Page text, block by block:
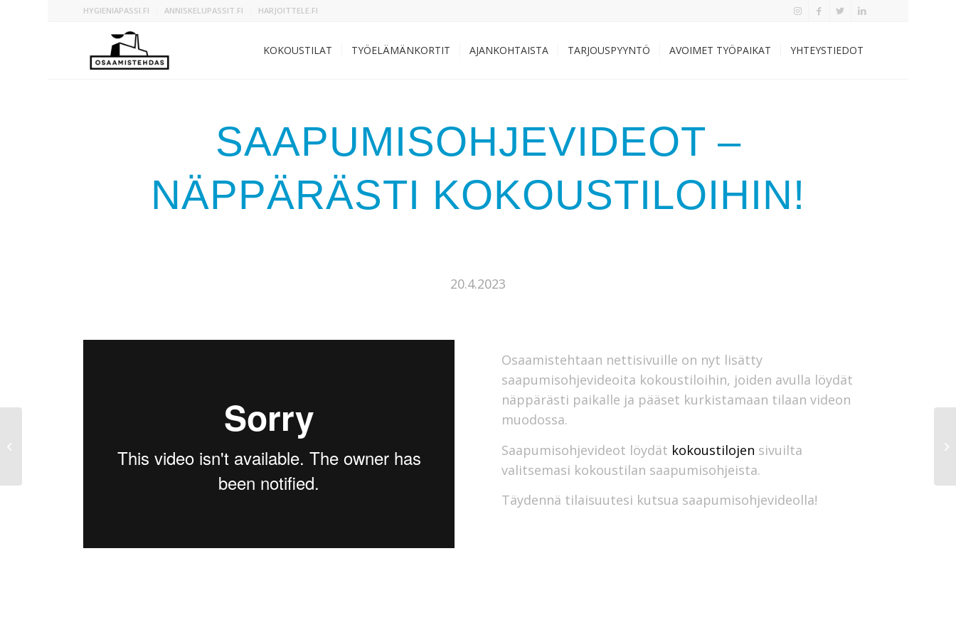
HYGIENIAPASSI.FI ANNISKELUPASSIT.FI HARJOITTELE.FI
KOKOUSTILAT TYÖELÄMÄNKORTIT AJANKOHTAISTA TARJOUSPYYNTÖ AVOIMET TYÖPAIKAT YHTEYSTIEDOT
SAAPUMISOHJEVIDEOT –
NÄPPÄRÄSTI KOKOUSTILOIHIN!
20.4.2023
Osaamistehtaan nettisivuille on nyt lisätty
saapumisohjevideoita kokoustiloihin, joiden avulla löydät
näppärästi paikalle ja pääset kurkistamaan tilaan videon
muodossa.
Saapumisohjevideot löydät kokoustilojen sivuilta
valitsemasi kokoustilan saapumisohjeista.
Täydennä tilaisuutesi kutsua saapumisohjevideolla!